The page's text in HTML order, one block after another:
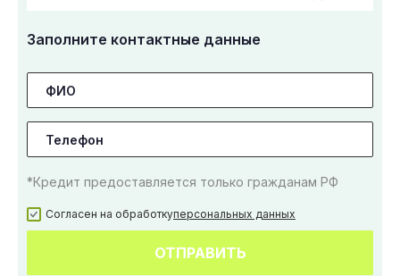
Заполните контактные данные
*Кредит предоставляется только гражданам РФ
Согласен на обработкуперсональных данных
ОТПРАВИТЬ